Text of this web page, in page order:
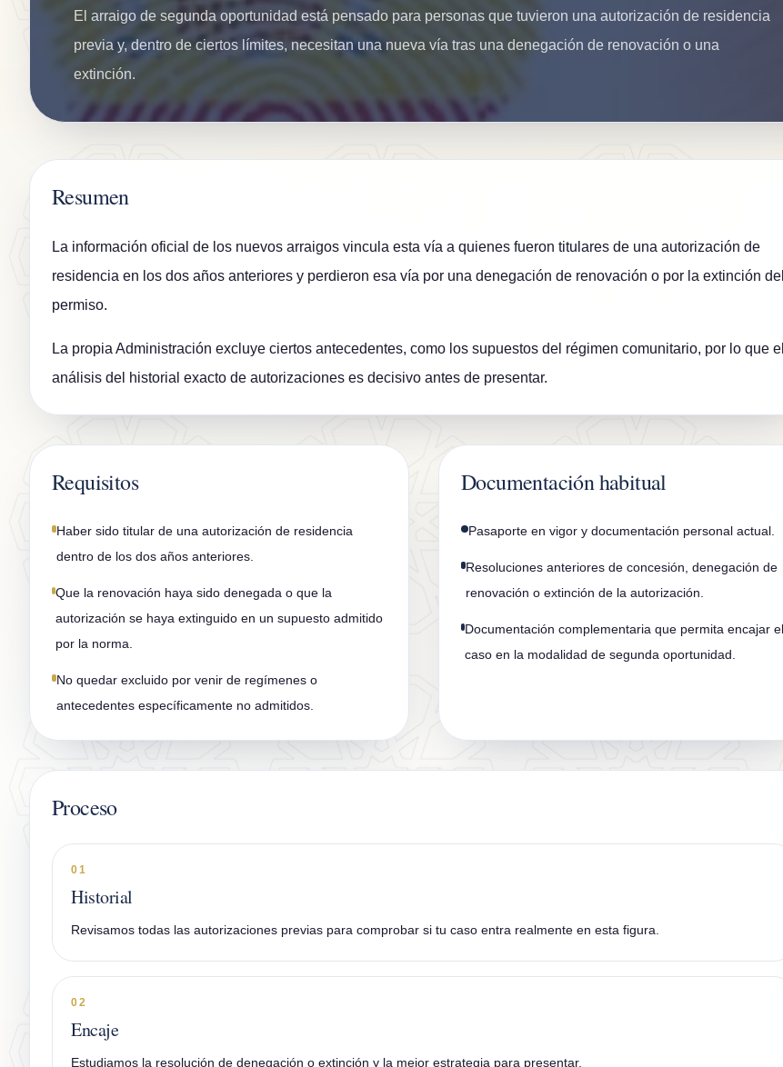
El arraigo de segunda oportunidad está pensado para personas que tuvieron una autorización de residencia
previa y, dentro de ciertos límites, necesitan una nueva vía tras una denegación de renovación o una
extinción.
Resumen
La información oficial de los nuevos arraigos vincula esta vía a quienes fueron titulares de una autorización de
residencia en los dos años anteriores y perdieron esa vía por una denegación de renovación o por la extinción del
permiso.
La propia Administración excluye ciertos antecedentes, como los supuestos del régimen comunitario, por lo que el
análisis del historial exacto de autorizaciones es decisivo antes de presentar.
Requisitos
Haber sido titular de una autorización de residencia
dentro de los dos años anteriores.
Que la renovación haya sido denegada o que la
autorización se haya extinguido en un supuesto admitido
por la norma.
No quedar excluido por venir de regímenes o
antecedentes específicamente no admitidos.
Documentación habitual
Pasaporte en vigor y documentación personal actual.
Resoluciones anteriores de concesión, denegación de
renovación o extinción de la autorización.
Documentación complementaria que permita encajar el
caso en la modalidad de segunda oportunidad.
Proceso
01
Historial
Revisamos todas las autorizaciones previas para comprobar si tu caso entra realmente en esta figura.
02
Encaje
Estudiamos la resolución de denegación o extinción y la mejor estrategia para presentar.